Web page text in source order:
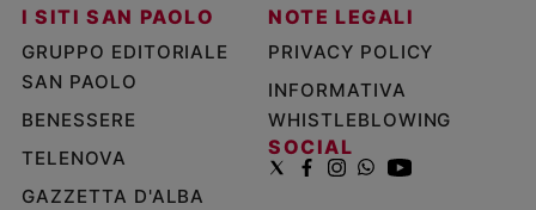
I SITI SAN PAOLO
GRUPPO EDITORIALE
SAN PAOLO
BENESSERE
TELENOVA
GAZZETTA D'ALBA
NOTE LEGALI
PRIVACY POLICY
INFORMATIVA
WHISTLEBLOWING
SOCIAL